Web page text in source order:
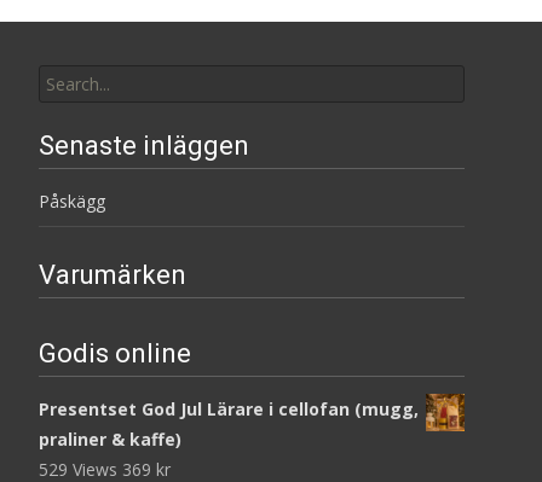
for:
Senaste inläggen
Påskägg
Varumärken
Godis online
Presentset God Jul Lärare i cellofan (mugg,
praliner & kaffe)
529 Views 369 kr